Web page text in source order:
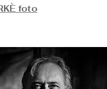
foto